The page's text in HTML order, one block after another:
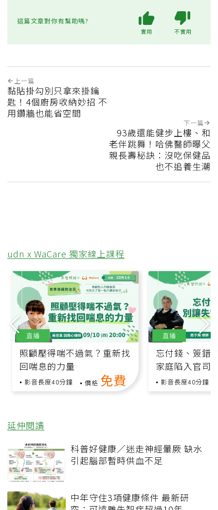
這篇文章對你有幫助嗎?
實用 不實用
上一篇
黏貼掛勾別只拿來掛鑰
匙！4個廚房收納妙招 不
用鑽牆也能省空間
下一篇
93歲還能健步上樓、和
老伴跳舞！哈佛醫師曝父
親長壽秘訣：沒吃保健品
也不追養生潮
udn x WaCare 獨家線上課程
照顧壓得喘不過氣？重新找
回喘息的力量
影音長度40分鐘 價格 免費
直播
忘付錢、簽錯
家庭陷入官司
影音長度40分鐘
直播
延伸閱讀
科普好健康／迷走神經暈厥 缺水
引起腦部暫時供血不足
中年守住3項健康條件 最新研